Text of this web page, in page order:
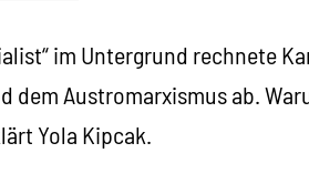
im Untergrund rechnete
dem Austromarxismus ab.
Yola Kipcak.